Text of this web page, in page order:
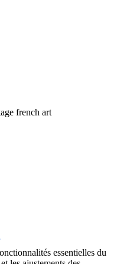
french art
essentielles du